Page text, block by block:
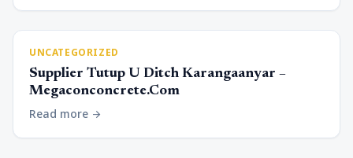
UNCATEGORIZED
Supplier Tutup U Ditch Karangaanyar –
Megaconconcrete.Com
Read more arrow_forward